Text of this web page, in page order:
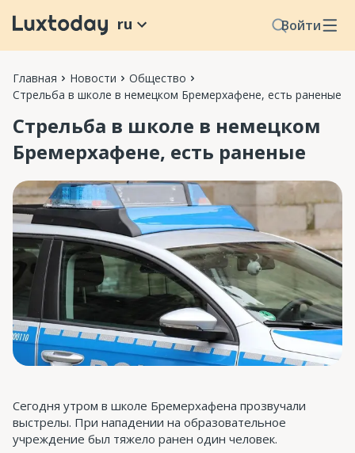
Войти
ru
Главная Новости
Общество
Стрельба в школе в немецком Бремерхафене, есть раненые
Стрельба в школе в немецком
Бремерхафене, есть раненые
Сегодня утром в школе Бремерхафена прозвучали
выстрелы. При нападении на образовательное
учреждение был тяжело ранен один человек.